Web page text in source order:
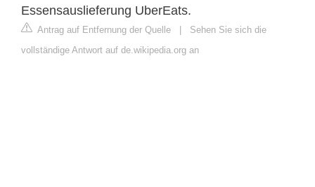
Essensauslieferung UberEats.
Antrag auf Entfernung der Quelle
Sehen Sie sich die
vollständige Antwort auf de.wikipedia.org an